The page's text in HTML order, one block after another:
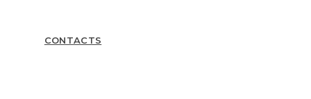
CONTACTS